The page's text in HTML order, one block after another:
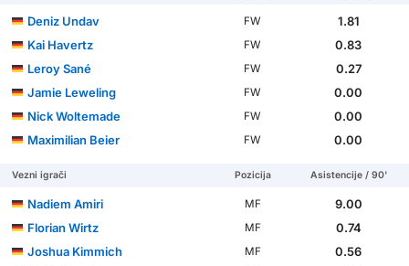
Deniz Undav FW
1.81
Kai Havertz
FW
0.83
Leroy Sané
FW
0.27
Jamie Leweling
FW
0.00
Nick Woltemade
FW
0.00
Maximilian Beier
FW 0.00
Vezni igrači Pozicija Asistencije / 90'
Nadiem Amiri MF
9.00
Florian Wirtz
MF
0.74
Joshua Kimmich
MF
0.56